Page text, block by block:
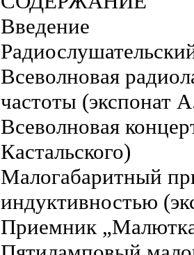
Введение
Всеволновая
частоты (экспонат
Всеволновая
Кастальского)
Малогабаритный
индуктивностью
Приемник